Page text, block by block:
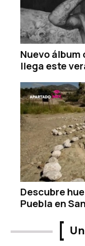
Nuevo álbum
llega este
Descubre
Puebla en